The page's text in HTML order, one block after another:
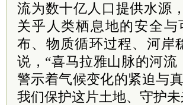
流为数十亿人口提供水源
关乎人类栖息地的安全
布、物质循环过程、河岸
说，“喜马拉雅山脉的河流
警示着气候变化的紧迫与
我们保护这片土地、守护